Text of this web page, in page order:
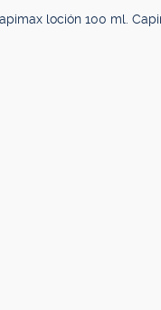
loción 100 ml.